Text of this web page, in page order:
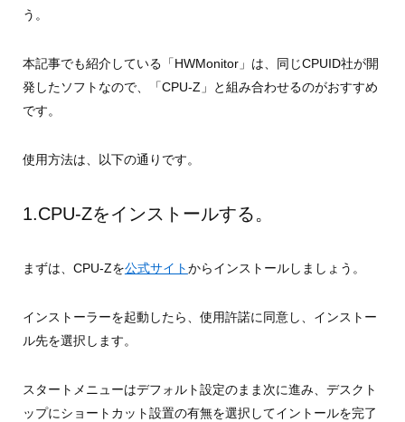
う。
本記事でも紹介している「HWMonitor」は、同じCPUID社が開
発したソフトなので、「CPU-Z」と組み合わせるのがおすすめ
です。
使用方法は、以下の通りです。
1.CPU-Zをインストールする。
まずは、CPU-Zを公式サイトからインストールしましょう。
インストーラーを起動したら、使用許諾に同意し、インストー
ル先を選択します。
スタートメニューはデフォルト設定のまま次に進み、デスクト
ップにショートカット設置の有無を選択してイントールを完了